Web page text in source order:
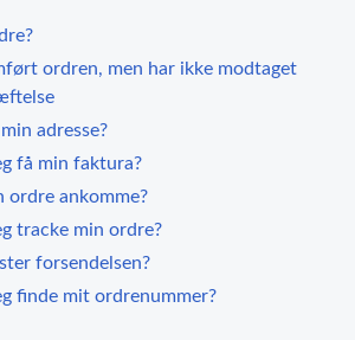
ordren, men har ikke modtaget
adresse?
få min faktura?
ordre ankomme?
tracke min ordre?
forsendelsen?
finde mit ordrenummer?